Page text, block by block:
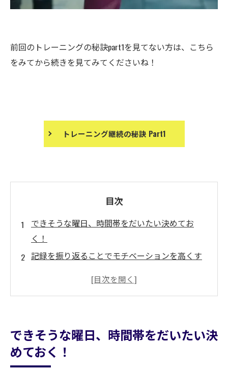
前回のトレーニングの秘訣part1を見てない方は、こちら
をみてから続きを見てみてくださいね！
トレーニング継続の秘訣 Part1
目次
できそうな曜日、時間帯をだいたい決めてお
く！
記録を振り返ることでモチベーションを高くす
どれぐらいまで運動を続けたらいいのだろう
うと体型、体調は元通り。効果を継続するため
には、「常に習慣化（歯磨き）」！ほとんどの
人は毎日歯磨きをするでしょう。食後、就寝前
できそうな曜日、時間帯をだいたい決
めておく！